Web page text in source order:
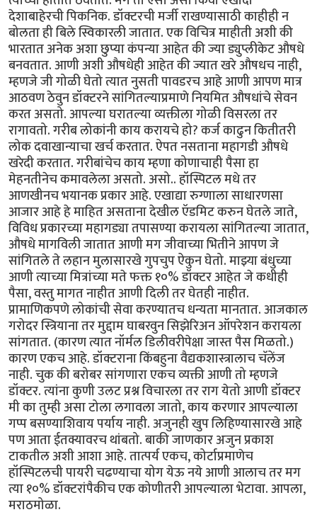
देशाबाहेरची पिकनिक. डॉक्टरची मर्जी राखण्यासाठी काहीही न
बोलता ही बिले स्विकारली जातात. एक विचित्र माहीती अशी की
भारतात अनेक अशा छुप्या कंपन्या आहेत की ज्या ड्युप्लीकेट औषधे
बनवतात. आणी अशी औषधेही आहेत की ज्यात खरे औषधच नाही,
म्हणजे जी गोळी घेतो त्यात नुसती पावडरच आहे आणी आपण मात्र
आठवण ठेवुन डॉक्टरने सांगितल्याप्रमाणे नियमित औषधांचे सेवन
करत असतो. आपल्या घरातल्या व्यक्तीला गोळी विसरला तर
रागावतो. गरीब लोकांनी काय करायचे हो? कर्ज काढुन कितीतरी
लोक दवाखान्याचा खर्च करतात. ऐपत नसताना महागडी औषधे
खरेदी करतात. गरीबांचेच काय म्हणा कोणाचाही पैसा हा
मेहनतीनेच कमावलेला असतो. असो.. हॉस्पिटल मधे तर
आणखीनच भयानक प्रकार आहे. एखाद्या रुग्णाला साधारणसा
आजार आहे हे माहित असताना देखील ऍडमिट करुन घेतले जाते,
विविध प्रकारच्या महागड्या तपासण्या करायला सांगितल्या जातात,
औषधे मागविली जातात आणी मग जीवाच्या भितीने आपण जे
सांगितले ते लहान मुलासारखे गुपचुप ऐकुन घेतो. माझ्या बंधुच्या
आणी त्याच्या मित्रांच्या मते फक्त १०% डॉक्टर आहेत जे कधीही
पैसा, वस्तु मागत नाहीत आणी दिली तर घेतही नाहीत.
प्रामाणिकपणे लोकांची सेवा करण्यातच धन्यता मानतात. आजकाल
गरोदर स्त्रियाना तर मुद्दाम घाबरवुन सिझेरिअन ऑपरेशन करायला
सांगतात. (कारण त्यात नॉर्मल डिलीवरीपेक्षा जास्त पैस मिळतो.)
कारण एकच आहे. डॉक्टराना किंबहुना वैद्यकशास्त्रालाच चॅलेंज
नाही. चुक की बरोबर सांगणारा एकच व्यक्ती आणी तो म्हणजे
डॉक्टर. त्यांना कुणी उलट प्रश्न विचारला तर राग येतो आणी डॉक्टर
मी का तुम्ही असा टोला लगावला जातो, काय करणार आपल्याला
गप्प बसण्याशिवाय पर्याय नाही. अजुनही खुप लिहिण्यासारखे आहे
पण आता ईतक्यावरच थांबतो. बाकी जाणकार अजुन प्रकाश
टाकतील अशी आशा आहे. तात्पर्य एकच, कोर्टाप्रमाणेच
हॉस्पिटलची पायरी चढण्याचा योग येऊ नये आणी आलाच तर मग
त्या १०% डॉक्टरांपैकीच एक कोणीतरी आपल्याला भेटावा. आपला,
मराठमोळा.